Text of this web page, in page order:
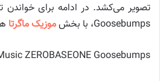
تصویر می‌کشد. در ادامه برای
Goosebumps، با بخش
موزیک ماگرتا
ZEROBASEONE Goosebumps